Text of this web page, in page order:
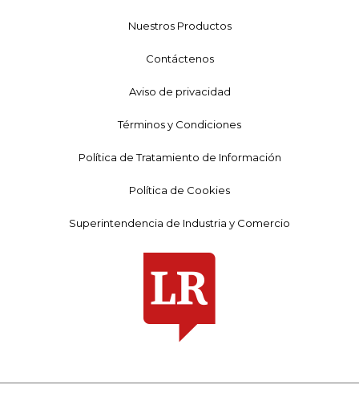
Nuestros Productos
Contáctenos
Aviso de privacidad
Términos y Condiciones
Política de Tratamiento de Información
Política de Cookies
Superintendencia de Industria y Comercio